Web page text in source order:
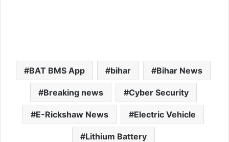
BAT BMS App bihar Bihar News
Breaking news Cyber Security
E-Rickshaw News Electric Vehicle
Lithium Battery